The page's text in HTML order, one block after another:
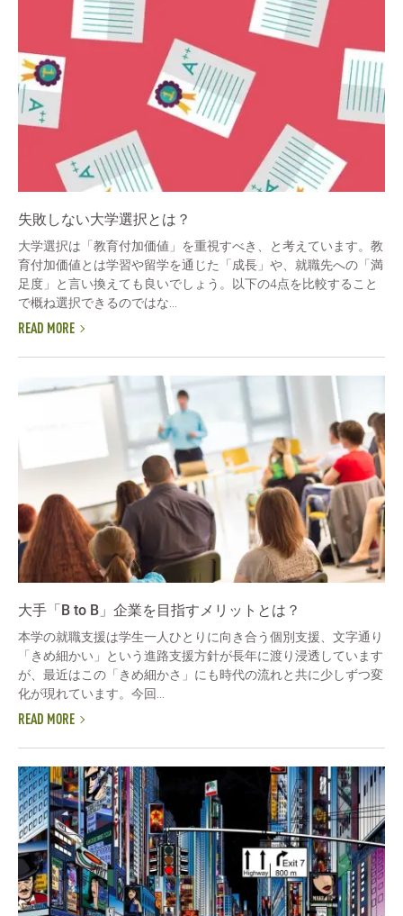
失敗しない大学選択とは？
大学選択は「教育付加価値」を重視すべき、と考えています。教
育付加価値とは学習や留学を通じた「成長」や、就職先への「満
足度」と言い換えても良いでしょう。以下の4点を比較すること
で概ね選択できるのではな...
READ MORE
大手「B to B」企業を目指すメリットとは？
本学の就職支援は学生一人ひとりに向き合う個別支援、文字通り
「きめ細かい」という進路支援方針が長年に渡り浸透しています
が、最近はこの「きめ細かさ」にも時代の流れと共に少しずつ変
化が現れています。今回...
READ MORE